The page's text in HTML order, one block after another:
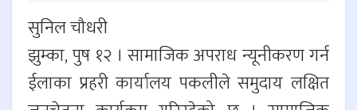
सुनिल चौधरी
झुम्का, पुष १२ । सामाजिक अपराध न्यूनीकरण गर्न
ईलाका प्रहरी कार्यालय पकलीले समुदाय लक्षित